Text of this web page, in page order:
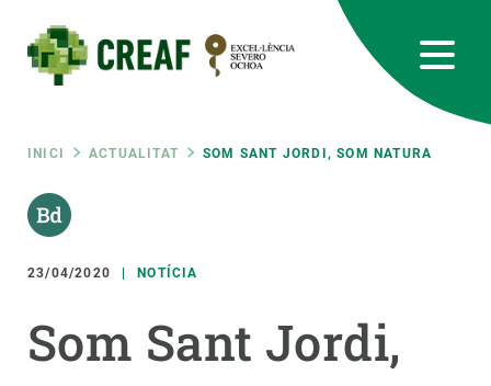
contingut
Fil
d'ariadna
INICI ACTUALITAT SOM SANT JORDI, SOM NATURA
23/04/2020 NOTÍCIA
Som Sant Jordi,
RRSS
Featured
responsive
INTRANET
Responsive
SOBRE NOSALTRES